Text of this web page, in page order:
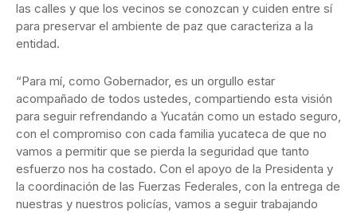
las calles y que los vecinos se conozcan y cuiden entre sí
para preservar el ambiente de paz que caracteriza a la
entidad.
“Para mí, como Gobernador, es un orgullo estar
acompañado de todos ustedes, compartiendo esta visión
para seguir refrendando a Yucatán como un estado seguro,
con el compromiso con cada familia yucateca de que no
vamos a permitir que se pierda la seguridad que tanto
esfuerzo nos ha costado. Con el apoyo de la Presidenta y
la coordinación de las Fuerzas Federales, con la entrega de
nuestras y nuestros policías, vamos a seguir trabajando